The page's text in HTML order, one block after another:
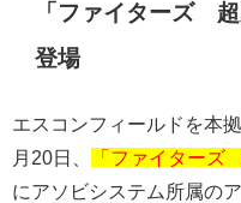
「ファイターズ
登場
エスコンフィールドを本
月 20日、 「ファイターズ
にアソビシステム所属の